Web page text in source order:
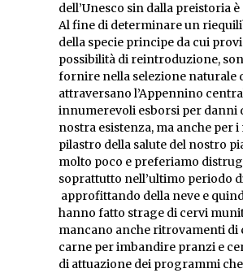
dell’Unesco sin dalla preistoria
Al fine di determinare un
della specie principe da cui
possibilità di reintroduzione,
fornire nella selezione naturale
attraversano l’Appennino
innumerevoli esborsi per danni
nostra esistenza, ma anche per
pilastro della salute del nostro
molto poco e preferiamo
soprattutto nell’ultimo periodo
approfittando della neve e
hanno fatto strage di cervi
mancano anche ritrovamenti di
carne per imbandire pranzi e
di attuazione dei programmi